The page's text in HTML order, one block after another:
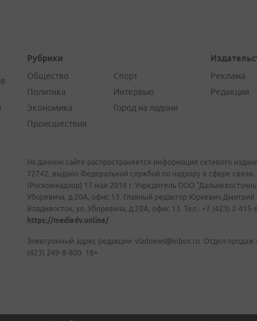
Рубрики
Общество
Политика
Экономика
Происшествия
Спорт
Интервью
Город на ладони
Реклама
Редакция
На данном сайте распространяется информация сетевого
72742, выдано Федеральной службой по надзору в сфере
(Роскомнадзор) 17 мая 2018 г. Учредитель ООО
Уборевича, д.20А, офис 13. Главный редактор Юркевич
Владивосток, ул. Уборевича, д.20А, офис 13. Тел.: +7 (423) 2-415-
https://mediadv.online/
Электронный адрес редакции: vladnews@inbox.ru. Отдел
(423) 249-8-800. 18+